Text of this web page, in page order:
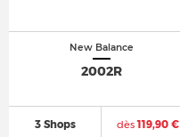
New Balance
2002R
3 Shops dès119,90 €